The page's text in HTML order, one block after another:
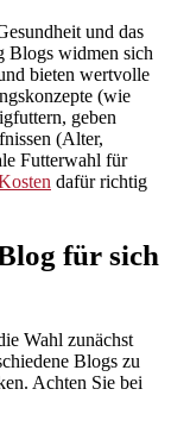
und das
Blogs widmen sich
bieten wertvolle
(wie
geben
(Alter,
Futterwahl für
dafür richtig
für sich
Wahl zunächst
Blogs zu
Achten Sie bei